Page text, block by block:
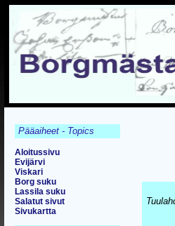
Pääaiheet - Topics
Aloitussivu
Evijärvi
Viskari
Borg suku
Lassila suku
Salatut sivut
Sivukartta